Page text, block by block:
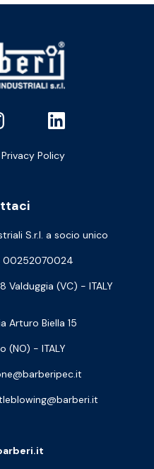
Privacy Policy
S.r.l. a socio unico
00252070024
Valduggia (VC) - ITALY
Arturo Biella 15
(NO) - ITALY